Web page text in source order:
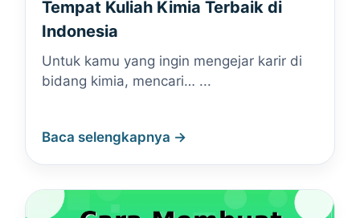
Tempat Kuliah Kimia Terbaik di
Indonesia
Untuk kamu yang ingin mengejar karir di
bidang kimia, mencari… ...
Baca selengkapnya →